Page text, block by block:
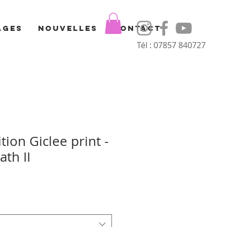
Nouvelles Contact
Tél : 07857 840727
Giclee print -
II